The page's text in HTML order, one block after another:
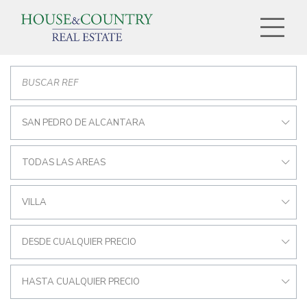
SAN PEDRO DE ALCANTARA
TODAS LAS AREAS
VILLA
DESDE CUALQUIER PRECIO
HASTA CUALQUIER PRECIO